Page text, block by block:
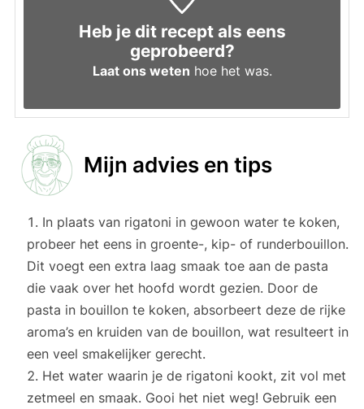
Heb je dit recept als eens
geprobeerd?
Laat ons weten hoe het was.
Mijn advies en tips
In plaats van rigatoni in gewoon water te koken,
probeer het eens in groente-, kip- of runderbouillon.
Dit voegt een extra laag smaak toe aan de pasta
die vaak over het hoofd wordt gezien. Door de
pasta in bouillon te koken, absorbeert deze de rijke
aroma’s en kruiden van de bouillon, wat resulteert in
een veel smakelijker gerecht.
Het water waarin je de rigatoni kookt, zit vol met
zetmeel en smaak. Gooi het niet weg! Gebruik een